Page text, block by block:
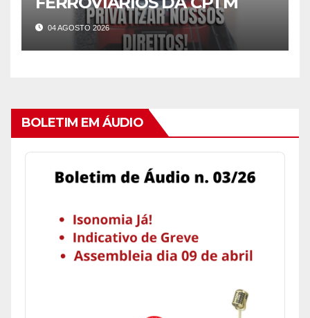
04 AGOSTO 2026
BOLETIM EM ÁUDIO
Audio
Player